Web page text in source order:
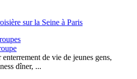
sur la Seine à Paris
de vie de jeunes gens,
dîner, ...